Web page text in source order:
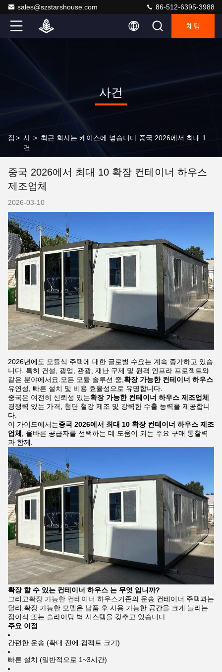
sales@szstarshouse.com 86-512-6395-3988
채팅
사건
집 > 사
건
>
중국 2026에서 최대 10 확장 컨테이너 하우스
제조업체
2026-03-10
2026년에도 모듈식 주택에 대한 글로벌 수요는 계속 증가하고 있습
니다. 특히 건설, 광업, 관광, 재난 구제 및 원격 인프라 프로젝트와
같은 분야에서요.모든 모듈 솔루션 중, 확장 가능한 컨테이너 하우스
유연성, 빠른 설치 및 비용 효율성으로 유명합니다.
중국은 여전히 신뢰성 있는확장 가능한 컨테이너 하우스 제조업체
경쟁력 있는 가격, 첨단 철강 제조 및 강력한 수출 능력을 제공합니
다.
이 가이드에서는중국 2026에서 최대 10 확장 컨테이너 하우스 제조
업체
, 올바른 공급자를 선택하는 데 도움이 되는 주요 구매 통찰력
과 함께.
확장 할 수 있는 컨테이너 하우스 는 무엇 입니까?
그리고확장 가능한 컨테이너 하우스기존의 운송 컨테이너 주택과는
달리,확장 가능한 모델은 납품 후 사용 가능한 공간을 크게 늘리는
접이식 또는 슬라이딩 벽 시스템을 갖추고 있습니다..
주요 이점
간편한 운송 (확대 전에 컴팩트 크기)
빠른 설치 (일반적으로 1~3시간)